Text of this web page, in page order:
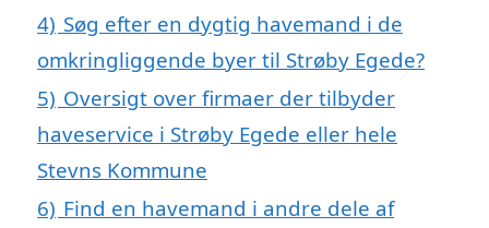
4) Søg efter en dygtig havemand i de
omkringliggende byer til Strøby Egede?
5) Oversigt over firmaer der tilbyder
haveservice i Strøby Egede eller hele
Stevns Kommune
6) Find en havemand i andre dele af